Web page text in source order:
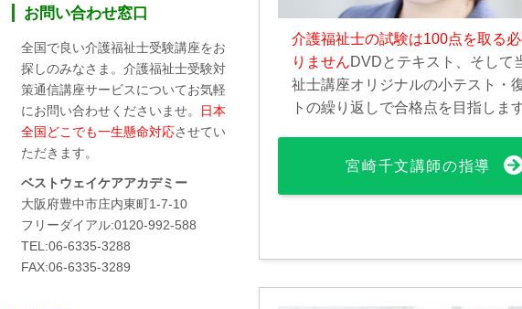
介護福祉士の試験は100点を取る
りませんDVDとテキスト、そして
祉士講座オリジナルの小テスト・
トの繰り返しで合格点を目指しま
宮崎千文講師の指導
お問い合わせ窓口
全国で良い介護福祉士受験講座をお
探しのみなさま。介護福祉士受験対
策通信講座サービスについてお気軽
にお問い合わせくださいませ。 日本
全国どこでも一生懸命対応させてい
ただきます。
ベストウェイケアアカデミー
大阪府豊中市庄内東町1-7-10
フリーダイアル:0120-992-588
TEL:06-6335-3288
FAX:06-6335-3289